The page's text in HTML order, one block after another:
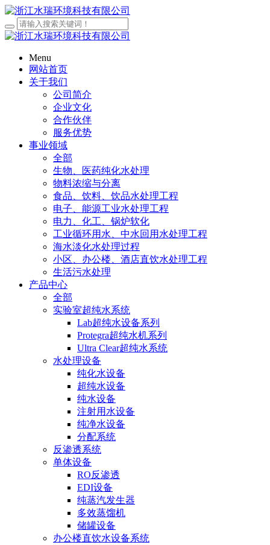
Menu
网站首页
关于我们
公司简介
企业文化
合作伙伴
服务优势
事业领域
全部
生物、医药纯化水处理
物料浓缩与分离
食品、饮料、饮品水处理工程
电子、能源工业水处理工程
电力、化工、锅炉软化
工业循环用水、中水回用水处理工程
海水淡化水处理过程
小区、办公楼、酒店直饮水处理工程
生活污水处理
产品中心
全部
实验室超纯水系统
Lab超纯水设备系列
Protegra超纯水机系列
Ultra Clear超纯水系统
水处理设备
纯化水设备
超纯水设备
纯水设备
注射用水设备
纯净水设备
分配系统
反渗透系统
单体设备
RO反渗透
EDI设备
纯蒸汽发生器
多效蒸馏机
储罐设备
办公楼直饮水设备系统